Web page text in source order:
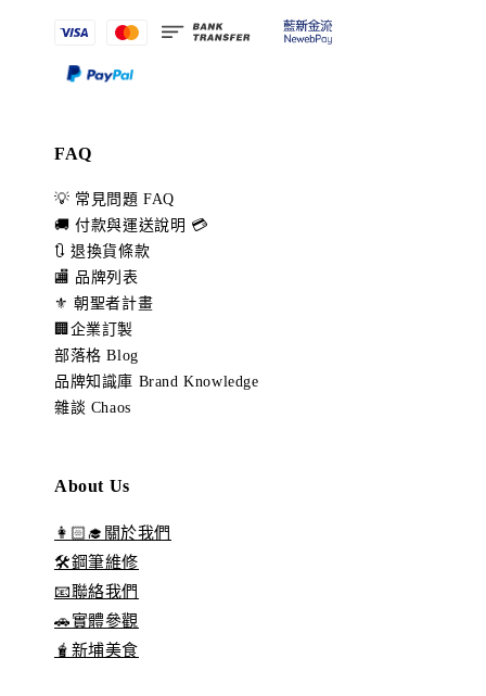
FAQ
💡 常見問題 FAQ
🚚 付款與運送說明 💳
🔃 退換貨條款
🏬 品牌列表
⚜️ 朝聖者計畫
🏢企業訂製
部落格 Blog
品牌知識庫 Brand Knowledge
雜談 Chaos
About Us
👩🏻‍🎓關於我們
🛠️鋼筆維修
📧聯絡我們
🚗實體參觀
🧋新埔美食